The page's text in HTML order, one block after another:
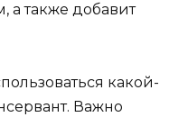
а также добавит
какой-
Важно